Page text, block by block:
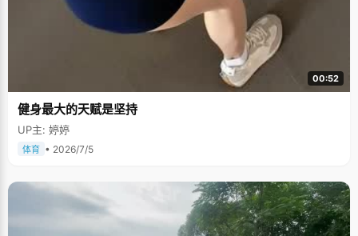
00:52
健身最大的天赋是坚持
UP主: 婷婷
体育 • 2026/7/5